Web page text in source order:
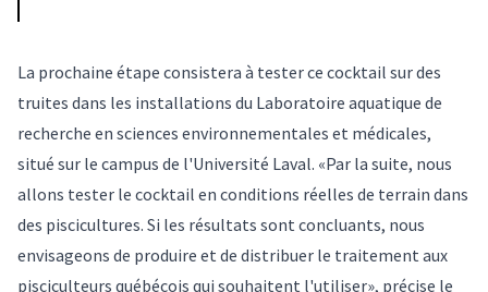
La prochaine étape consistera à tester ce cocktail sur des
truites dans les installations du Laboratoire aquatique de
recherche en sciences environnementales et médicales,
situé sur le campus de l'Université Laval. «Par la suite, nous
allons tester le cocktail en conditions réelles de terrain dans
des piscicultures. Si les résultats sont concluants, nous
envisageons de produire et de distribuer le traitement aux
pisciculteurs québécois qui souhaitent l'utiliser», précise le